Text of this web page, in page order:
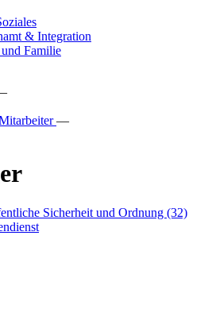
& Integration
Familie
—
Sicherheit und Ordnung (32)